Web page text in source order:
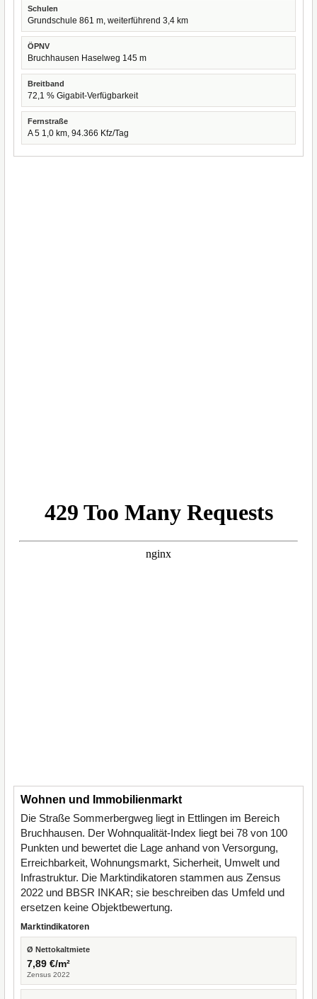
Schulen
Grundschule 861 m, weiterführend 3,4 km
ÖPNV
Bruchhausen Haselweg 145 m
Breitband
72,1 % Gigabit-Verfügbarkeit
Fernstraße
A 5 1,0 km, 94.366 Kfz/Tag
Wohnen und Immobilienmarkt
Die Straße Sommerbergweg liegt in Ettlingen im Bereich
Bruchhausen. Der Wohnqualität-Index liegt bei 78 von 100
Punkten und bewertet die Lage anhand von Versorgung,
Erreichbarkeit, Wohnungsmarkt, Sicherheit, Umwelt und
Infrastruktur. Die Marktindikatoren stammen aus Zensus
2022 und BBSR INKAR; sie beschreiben das Umfeld und
ersetzen keine Objektbewertung.
Marktindikatoren
Ø Nettokaltmiete
7,89 €/m²
Zensus 2022